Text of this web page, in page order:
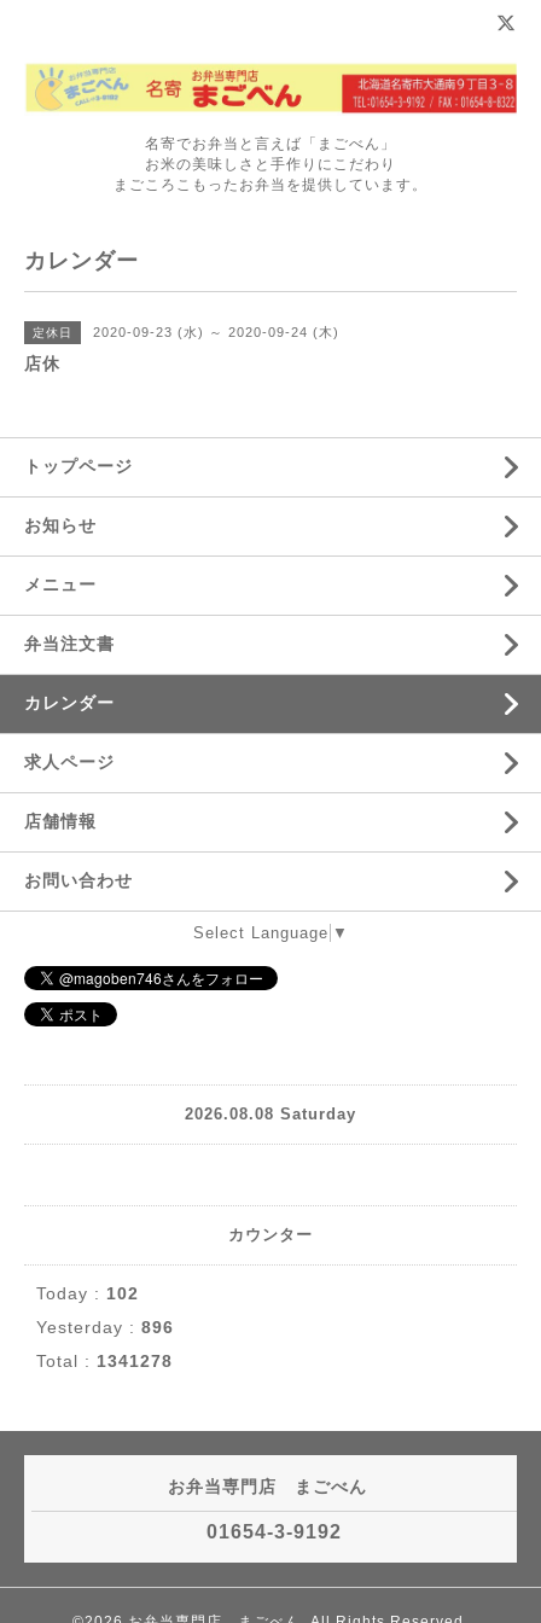
名寄でお弁当と言えば「まごべん」
お米の美味しさと手作りにこだわり
まごころこもったお弁当を提供しています。
カレンダー
定休日 2020-09-23 (水) ～ 2020-09-24 (木)
店休
トップページ
お知らせ
メニュー
弁当注文書
カレンダー
求人ページ
店舗情報
お問い合わせ
Select Language ▼
2026.08.08 Saturday
カウンター
Today : 102
Yesterday : 896
Total : 1341278
お弁当専門店 まごべん
01654-3-9192